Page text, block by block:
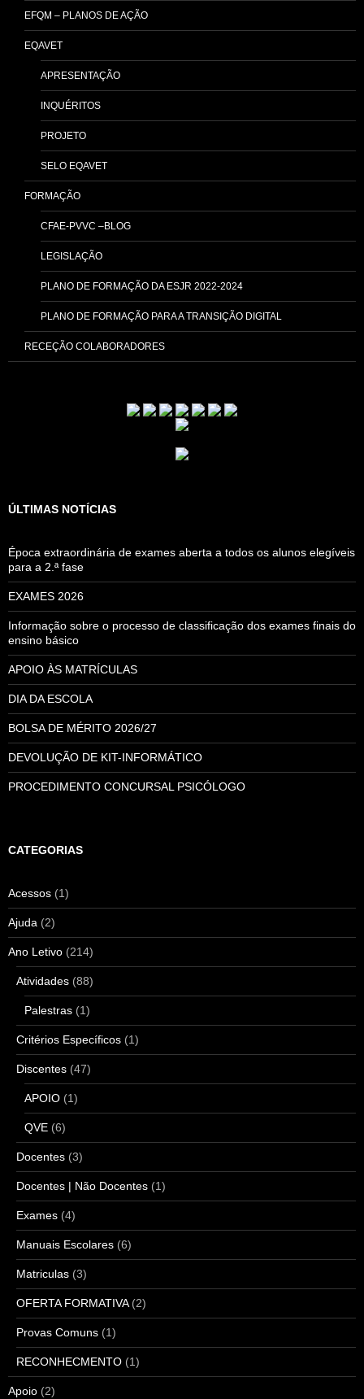
EFQM – PLANOS DE AÇÃO
EQAVET
APRESENTAÇÃO
INQUÉRITOS
PROJETO
SELO EQAVET
FORMAÇÃO
CFAE-PVVC –BLOG
LEGISLAÇÃO
PLANO DE FORMAÇÃO DA ESJR 2022-2024
PLANO DE FORMAÇÃO PARA A TRANSIÇÃO DIGITAL
RECEÇÃO COLABORADORES
ÚLTIMAS NOTÍCIAS
Época extraordinária de exames aberta a todos os alunos elegíveis
para a 2.ª fase
EXAMES 2026
Informação sobre o processo de classificação dos exames finais do
ensino básico
APOIO ÀS MATRÍCULAS
DIA DA ESCOLA
BOLSA DE MÉRITO 2026/27
DEVOLUÇÃO DE KIT-INFORMÁTICO
PROCEDIMENTO CONCURSAL PSICÓLOGO
CATEGORIAS
Acessos (1)
Ajuda (2)
Ano Letivo (214)
Atividades (88)
Palestras (1)
Critérios Específicos (1)
Discentes (47)
APOIO (1)
QVE (6)
Docentes (3)
Docentes | Não Docentes (1)
Exames (4)
Manuais Escolares (6)
Matriculas (3)
OFERTA FORMATIVA(2)
Provas Comuns (1)
RECONHECMENTO (1)
Apoio (2)